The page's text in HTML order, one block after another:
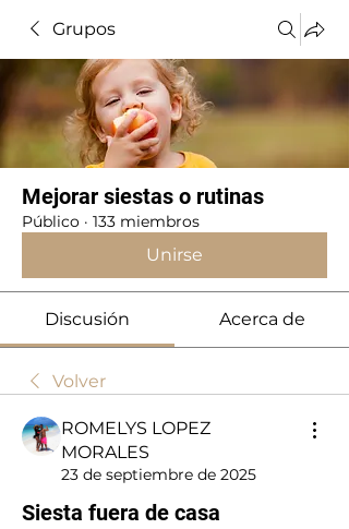
Grupos
Mejorar siestas o rutinas
Público · 133 miembros
Unirse
Discusión Acerca de
Volver
ROMELYS LOPEZ
MORALES
23 de septiembre de 2025
Siesta fuera de casa